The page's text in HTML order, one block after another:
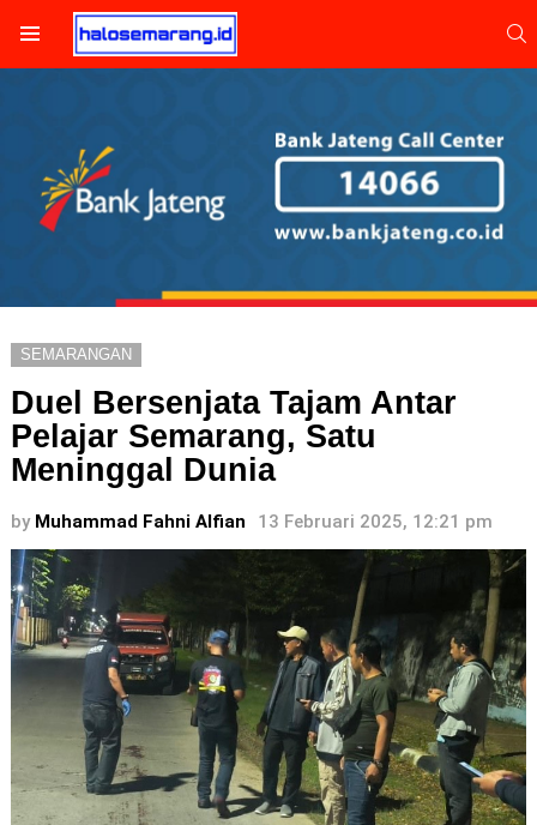
SEMARANGAN
Duel Bersenjata Tajam Antar
Pelajar Semarang, Satu
Meninggal Dunia
by Muhammad Fahni Alfian 13 Februari 2025, 12:21 pm